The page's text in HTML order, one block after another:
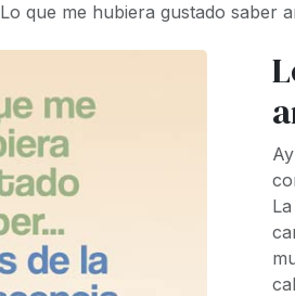
Lo que me hubiera gustado saber